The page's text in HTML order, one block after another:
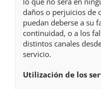
daños o perjuicios de
puedan deberse a su
continuidad, o a los
distintos canales
servicio.
Utilización de los